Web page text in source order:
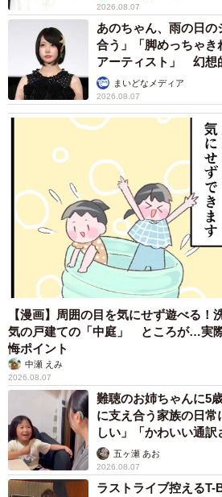
2026.08.07
あのちゃん、雨の日
合う」「脚めっちゃ
アーティスト」 幻想
まいどなメディア
2026.08.07
【漫画】周囲の目を気にせず遊べる！
気の戸建ての「中庭」 ところが…実
悔ポイント
中瀬 えみ
2026.08.07
難聴のお姉ちゃんに5
に支え合う家族の日
しい」「かわいい通訳
五ヶ瀬 あお
2026.08.07
ラストライブ控える